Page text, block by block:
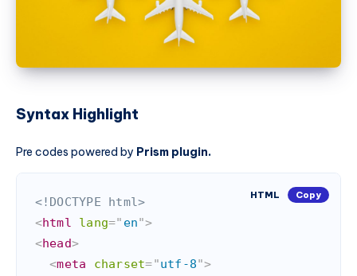
Syntax Highlight
Pre codes powered by Prism plugin.
<!DOCTYPE html>
<html lang=" en">
<head>
<meta charset="utf-8">
HTML Copy